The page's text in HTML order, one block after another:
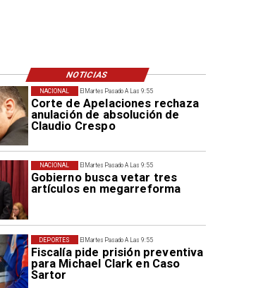
El Martes Pasado A Las 9:55
Corte de Apelaciones rechaza
anulación de absolución de
Claudio Crespo
NACIONAL
El Martes Pasado A Las 9:55
Gobierno busca vetar tres
artículos en megarreforma
NACIONAL
El Martes Pasado A Las 9:55
Fiscalía pide prisión preventiva
para Michael Clark en Caso
Sartor
DEPORTES
NOTICIAS